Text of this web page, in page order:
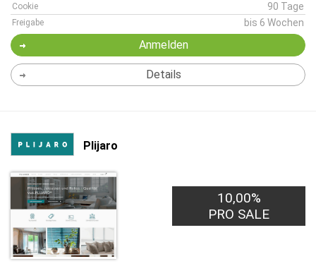
Cookie 90 Tage
Freigabe bis 6 Wochen
Anmelden
Details
Plijaro
10,00%
PRO SALE